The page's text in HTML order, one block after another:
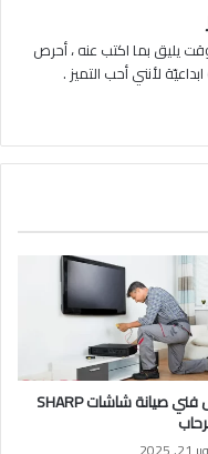
يليق بما اكتب عنه ، أحرص
لأنني أحب التميز .
أفضل فني صيانة شاشات SHARP